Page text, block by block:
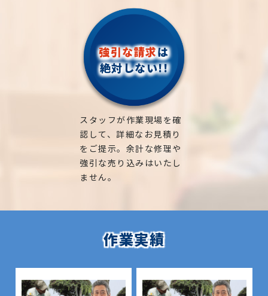
強引な請求は
絶対しない!!
スタッフが作業現場を確
認して、詳細なお見積り
をご提示。余計な修理や
強引な売り込みはいたし
ません。
作業実績